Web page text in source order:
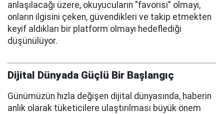
anlaşılacağı üzere, okuyucuların "favorisi" olmayı,
onların ilgisini çeken, güvendikleri ve takip etmekten
keyif aldıkları bir platform olmayı hedeflediği
düşünülüyor.
Dijital Dünyada Güçlü Bir Başlangıç
Günümüzün hızla değişen dijital dünyasında, haberin
anlık olarak tüketicilere ulaştırılması büyük önem